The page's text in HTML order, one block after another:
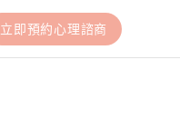
立即預約心理諮商